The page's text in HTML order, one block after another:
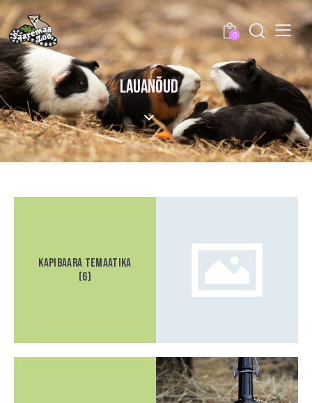
0
LAUANÕUD
Kapibaara temaatika
(6)